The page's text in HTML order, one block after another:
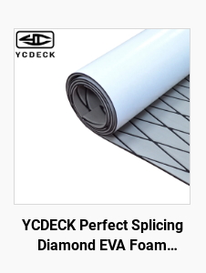
YCDECK Perfect Splicing
Diamond EVA Foam